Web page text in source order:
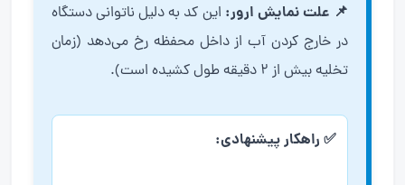
📌 علت نمایش ارور: این کد به دلیل ناتوانی دستگاه
در خارج کردن آب از داخل محفظه رخ می‌دهد (زمان
تخلیه بیش از ۲ دقیقه طول کشیده است).
✅ راهکار پیشنهادی: